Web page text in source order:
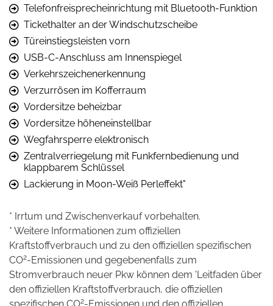
Telefonfreisprecheinrichtung mit Bluetooth-Funktion
Tickethalter an der Windschutzscheibe
Türeinstiegsleisten vorn
USB-C-Anschluss am Innenspiegel
Verkehrszeichenerkennung
Verzurrösen im Kofferraum
Vordersitze beheizbar
Vordersitze höheneinstellbar
Wegfahrsperre elektronisch
Zentralverriegelung mit Funkfernbedienung und
klappbarem Schlüssel
Lackierung in Moon-Weiß Perleffekt"
* Irrtum und Zwischenverkauf vorbehalten.
* Weitere Informationen zum offiziellen
Kraftstoffverbrauch und zu den offiziellen spezifischen
CO2-Emissionen und gegebenenfalls zum
Stromverbrauch neuer Pkw können dem 'Leitfaden über
den offiziellen Kraftstoffverbrauch, die offiziellen
2